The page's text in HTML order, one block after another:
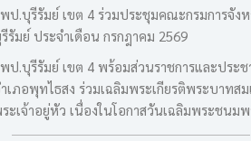
ป.บุรีรัมย์ เขต 4 ร่วมประชุมคณะกรมการจัง
รัมย์ ประจำเดือน กรกฎาคม 2569
ป.บุรีรัมย์ เขต 4 พร้อมส่วนราชการและประ
เภอพุทไธสง ร่วมเฉลิมพระเกียรติพระบาทสม
ะเจ้าอยู่หัว เนื่องในโอกาสวันเฉลิมพระชนม